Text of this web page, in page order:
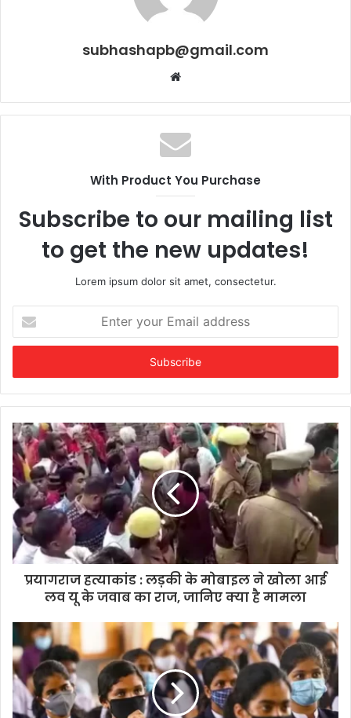
subhashapb@gmail.com
Website
With Product You Purchase
Subscribe to our mailing list
to get the new updates!
Lorem ipsum dolor sit amet, consectetur.
your
Email
प्रयागराज हत्याकांड : लड़की के मोबाइल ने खोला आई
लव यू के जवाब का राज, जानिए क्या है मामला